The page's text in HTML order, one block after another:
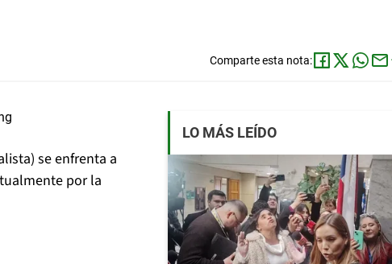
Comparte esta nota:
se enfrenta a
por la
LO MÁS LEÍDO